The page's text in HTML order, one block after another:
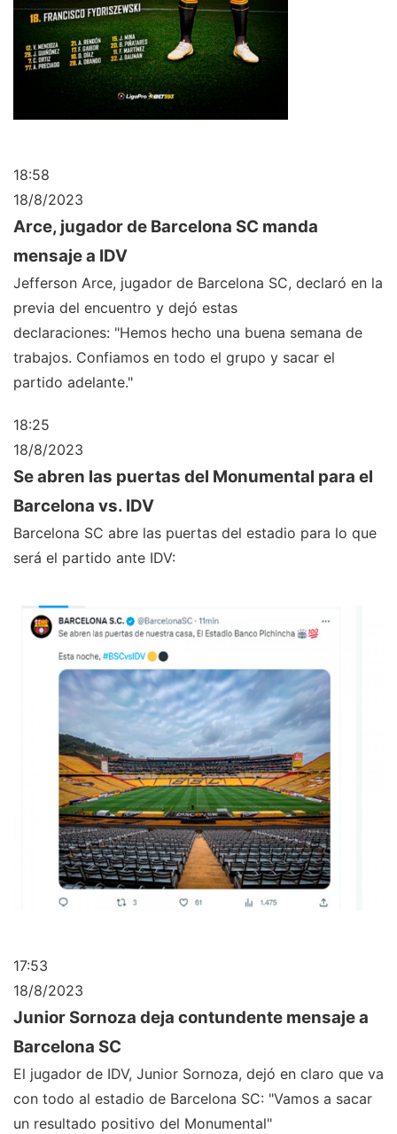
18:58
18/8/2023
Arce, jugador de Barcelona SC manda
mensaje a IDV
Jefferson Arce, jugador de Barcelona SC, declaró en la
previa del encuentro y dejó estas
declaraciones: "Hemos hecho una buena semana de
trabajos. Confiamos en todo el grupo y sacar el
partido adelante."
18:25
18/8/2023
Se abren las puertas del Monumental para el
Barcelona vs. IDV
Barcelona SC abre las puertas del estadio para lo que
será el partido ante IDV:
17:53
18/8/2023
Junior Sornoza deja contundente mensaje a
Barcelona SC
El jugador de IDV, Junior Sornoza, dejó en claro que va
con todo al estadio de Barcelona SC: "Vamos a sacar
un resultado positivo del Monumental"